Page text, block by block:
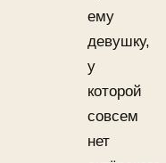
ему
девушку,
у
которой
совсем
нет